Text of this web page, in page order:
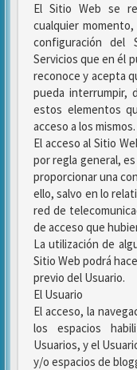
El Sitio Web se
cualquier
configuración
Servicios que en él
reconoce y acepta
pueda interrumpir,
estos elementos
acceso a los mismos.
El acceso al Sitio
por regla general,
proporcionar una
ello, salvo en lo
red de
de acceso que
La utilización de
Sitio Web podrá
previo del Usuario.
El Usuario
El acceso, la
los espacios
Usuarios, y el
y/o espacios de